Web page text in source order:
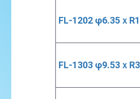
FL-1202 φ6.35ｘ
FL-1303 φ9.53ｘ